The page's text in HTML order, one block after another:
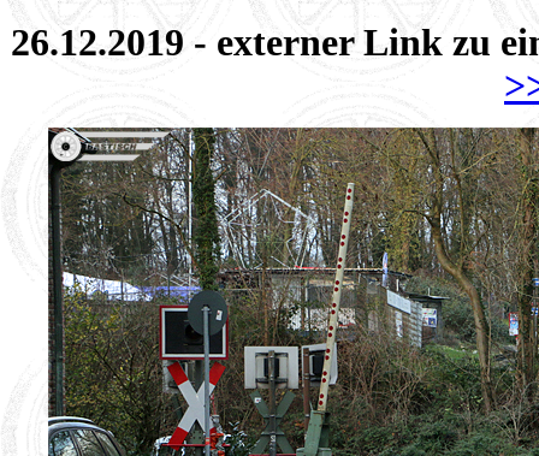
26.12.2019 - externer Link zu